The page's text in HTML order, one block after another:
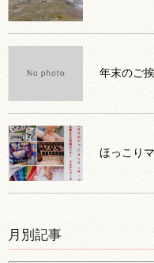
年末のご
ほっこり
月別記事